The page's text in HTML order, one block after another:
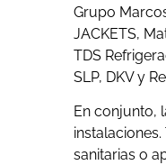
Grupo
JACKETS,
TDS
SLP, DKV y
En conjunto,
sanitarias o